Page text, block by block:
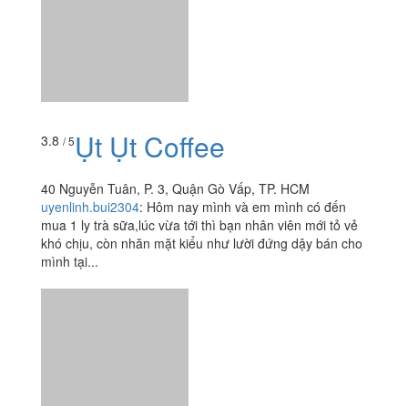
Coffee 24h
60 Lê Lợi, P. 4, Quận Gò Vấp, TP. HCM
thinh123gkb:Quán này có bạn xinh gái không biết tên gì